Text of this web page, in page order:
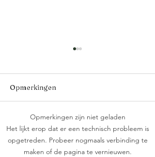
Wanneer gooide je een
knuppel in het
hoenderhok?
Opmerkingen
Opmerkingen zijn niet geladen
Het lijkt erop dat er een technisch probleem is
opgetreden. Probeer nogmaals verbinding te
maken of de pagina te vernieuwen.